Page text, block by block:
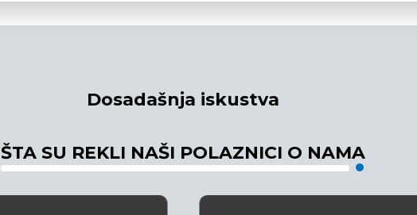
Dosadašnja iskustva
ŠTA SU REKLI NAŠI POLAZNICI O NAMA